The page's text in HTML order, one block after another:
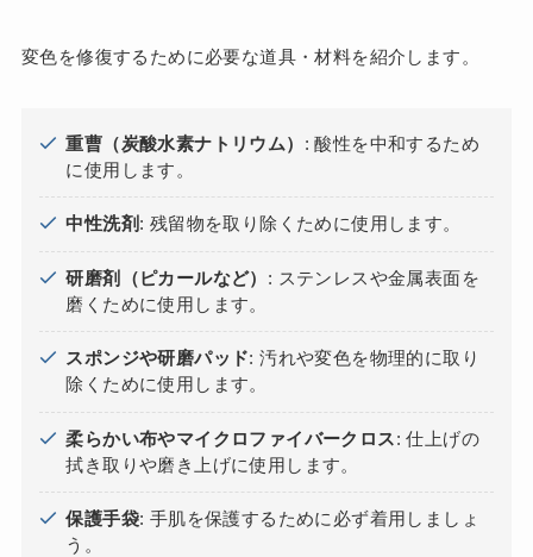
変色を修復するために必要な道具・材料を紹介します。
重曹（炭酸水素ナトリウム） : 酸性を中和するため
に使用します。
中性洗剤 : 残留物を取り除くために使用します。
研磨剤（ピカールなど） : ステンレスや金属表面を
磨くために使用します。
スポンジや研磨パッド: 汚れや変色を物理的に取り
除くために使用します。
柔らかい布やマイクロファイバークロス: 仕上げの
拭き取りや磨き上げに使用します。
保護手袋: 手肌を保護するために必ず着用しましょ
う。